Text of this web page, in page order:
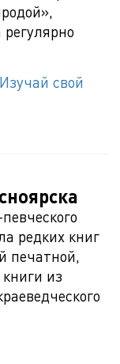
свой
редких книг
печатной,
из